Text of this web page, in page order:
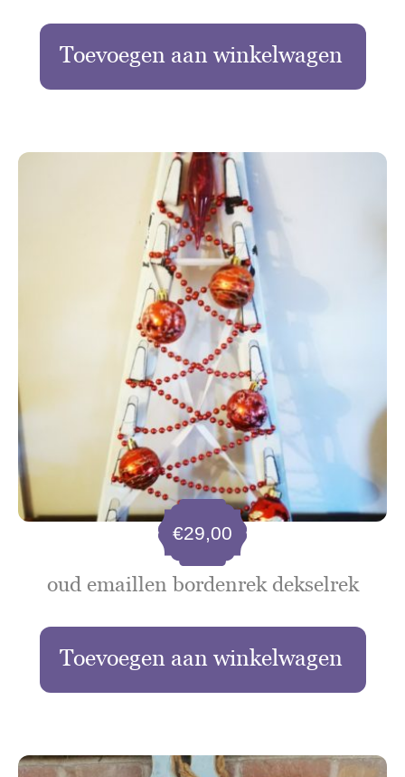
Toevoegen aan winkelwagen
oud emaillen bordenrek dekselrek
€29,00
Toevoegen aan winkelwagen